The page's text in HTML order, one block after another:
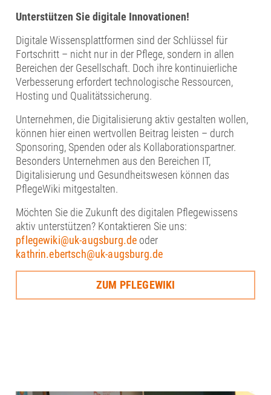
Unterstützen Sie digitale Innovationen!
Digitale Wissensplattformen sind der Schlüssel für
Fortschritt – nicht nur in der Pflege, sondern in allen
Bereichen der Gesellschaft. Doch ihre kontinuierliche
Verbesserung erfordert technologische Ressourcen,
Hosting und Qualitätssicherung.
Unternehmen, die Digitalisierung aktiv gestalten wollen,
können hier einen wertvollen Beitrag leisten – durch
Sponsoring, Spenden oder als Kollaborationspartner.
Besonders Unternehmen aus den Bereichen IT,
Digitalisierung und Gesundheitswesen können das
PflegeWiki mitgestalten.
Möchten Sie die Zukunft des digitalen Pflegewissens
aktiv unterstützen? Kontaktieren Sie uns:
pflegewiki@uk-augsburg.de oder
kathrin.ebertsch@uk-augsburg.de
ZUM PFLEGEWIKI